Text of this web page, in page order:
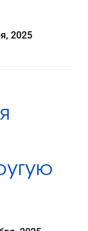
2025